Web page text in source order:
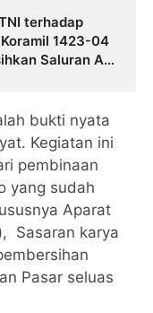
terhadap
1423-04
Saluran Air
bukti nyata
Kegiatan ini
pembinaan
yang sudah
Aparat
Sasaran karya
Pasar seluas